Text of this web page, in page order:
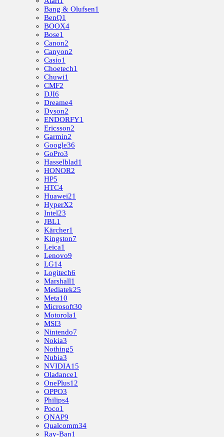
Bang & Olufsen1
BenQ1
BOOX4
Bose1
Canon2
Canyon2
Casio1
Choetech1
Chuwi1
CMF2
DJI6
Dreame4
Dyson2
ENDORFY1
Ericsson2
Garmin2
Google36
GoPro3
Hasselblad1
HONOR2
HP5
HTC4
Huawei21
HyperX2
Intel23
JBL1
Kärcher1
Kingston7
Leica1
Lenovo9
LG14
Logitech6
Marshall1
Mediatek25
Meta10
Microsoft30
Motorola1
MSI3
Nintendo7
Nokia3
Nothing5
Nubia3
NVIDIA15
Oladance1
OnePlus12
OPPO3
Philips4
Poco1
QNAP9
Qualcomm34
Ray-Ban1